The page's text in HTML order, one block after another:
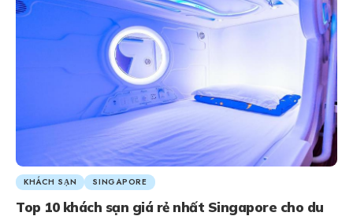
KHÁCH SẠN SINGAPORE
Top 10 khách sạn giá rẻ nhất Singapore cho du